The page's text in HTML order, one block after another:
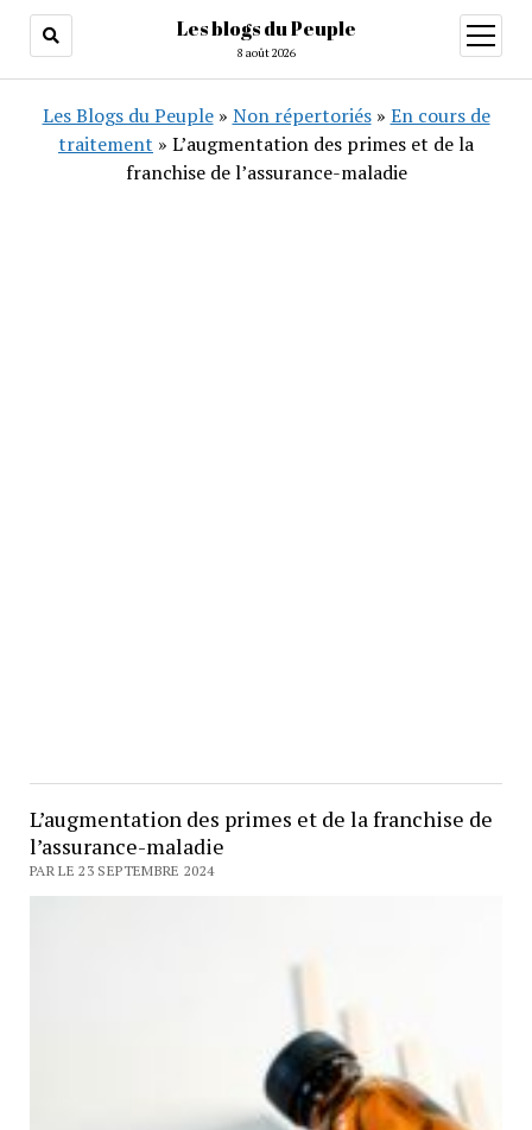
Les blogs du Peuple
8 août 2026
ouvrir
menu
Les Blogs du Peuple» Non répertoriés» En cours de
traitement » L’augmentation des primes et de la
franchise de l’assurance-maladie
L’augmentation des primes et de la franchise de
l’assurance-maladie
PAR LE 23 SEPTEMBRE 2024